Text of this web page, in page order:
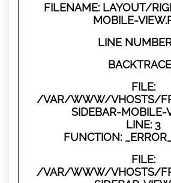
FILENAME: LAYOUT/
MOBILE-
LINE
FILE:
/VAR/WWW/VHOSTS/
SIDEBAR-MOBILE-
LINE: 3
FUNCTION:
FILE:
/VAR/WWW/VHOSTS/